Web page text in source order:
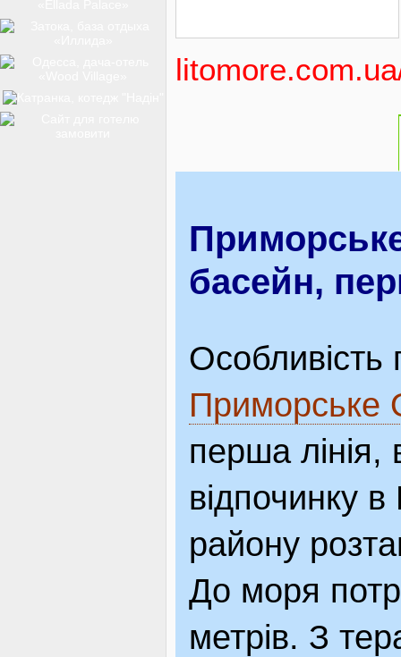
ТРАНСФЕР
ВІДВІДУВАЧАМ
басейн,
Особливість
Приморське
перша
відпочинку
району
До моря
метрів. З